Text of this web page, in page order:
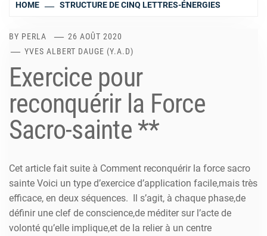
HOME STRUCTURE DE CINQ LETTRES-ÉNERGIES
BY PERLA
26 AOÛT 2020
YVES ALBERT DAUGE (Y.A.D)
Exercice pour
reconquérir la Force
Sacro-sainte **
Cet article fait suite à Comment reconquérir la force sacro
sainte Voici un type d’exercice d’application facile,mais très
efficace, en deux séquences. Il s’agit, à chaque phase,de
définir une clef de conscience,de méditer sur l’acte de
volonté qu’elle implique,et de la relier à un centre